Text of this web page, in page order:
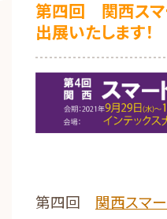
第四回 関西スマ
出展いたします！
第四回 関西スマー